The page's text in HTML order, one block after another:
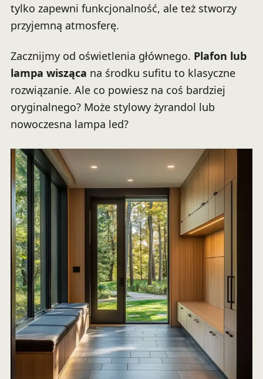
tylko zapewni funkcjonalność, ale też stworzy
przyjemną atmosferę.
Zacznijmy od oświetlenia głównego. Plafon lub
lampa wisząca na środku sufitu to klasyczne
rozwiązanie. Ale co powiesz na coś bardziej
oryginalnego? Może stylowy żyrandol lub
nowoczesna lampa led?